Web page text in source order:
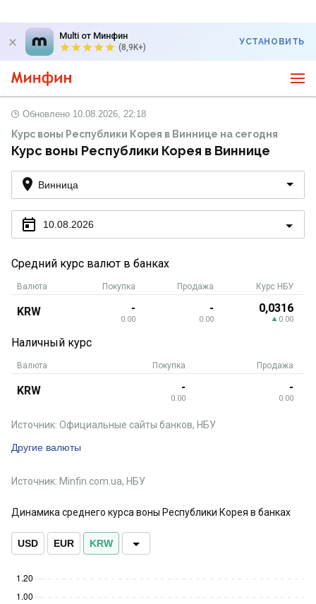
Multi от Минфин
(8,9K+)
УСТАНОВИТЬ
Обновлено 10.08.2026, 22:18
Курс воны Республики Корея в Виннице на сегодня
Курс воны Республики Корея в Виннице
Винница
10.08.2026
Средний курс валют в банках
Валюта Покупка Продажа Курс НБУ
KRW -
0.00
-
0.00
0,0316
0.00
Наличный курс
Валюта Покупка Продажа
KRW -
0.00
-
0.00
Другие валюты
Источник: Официальные сайты банков, НБУ
Источник: Minfin.com.ua, НБУ
Динамика среднего курса воны Республики Корея в банках
USD EUR KRW